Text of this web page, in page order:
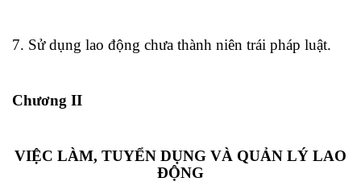
7. Sử dụng lao động chưa thành niên trái pháp luật.
Chương II
VIỆC LÀM, TUYỂN DỤNG VÀ QUẢN LÝ LAO
ĐỘNG